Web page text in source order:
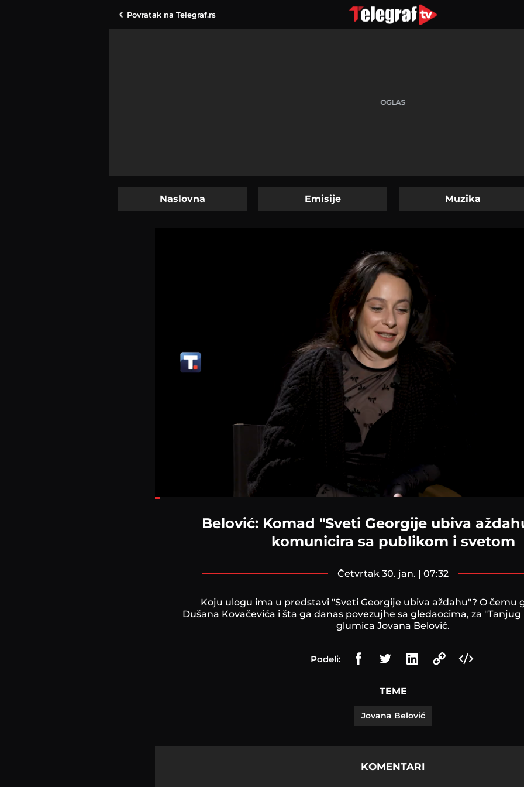
Povratak na Telegraf.rs
Naslovna Emisije Muzika
Belović: Komad "Sveti Georgije ubiva
komunicira sa publikom i svetom
četvrtak 30. jan. | 07:32
Koju ulogu ima u predstavi "Sveti Georgije ubiva aždahu"? O čemu
Dušana Kovačevića i šta ga danas povezujhe sa gledaocima, za
glumica Jovana Belović.
Podeli:
TEME
Jovana Belović
KOMENTARI